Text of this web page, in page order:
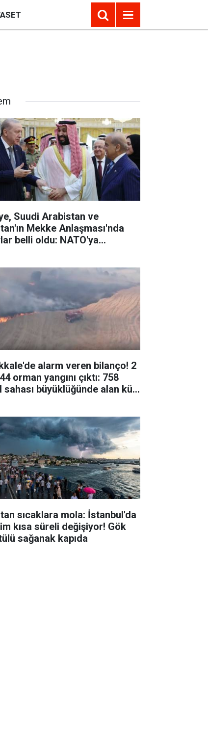
Suudi Arabistan ve
Mekke Anlaşması'nda
belli oldu: NATO'ya
alarm veren bilanço! 2
orman yangını çıktı: 758
büyüklüğünde alan kül
sıcaklara mola: İstanbul'da
kısa süreli değişiyor! Gök
sağanak kapıda